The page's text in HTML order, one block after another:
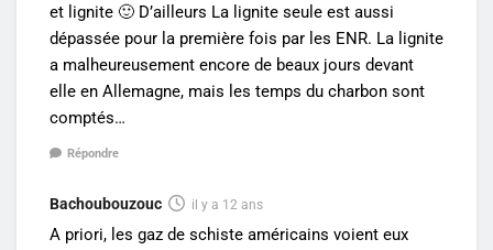
et lignite 🙂 D’ailleurs La lignite seule est aussi
dépassée pour la première fois par les ENR. La lignite
a malheureusement encore de beaux jours devant
elle en Allemagne, mais les temps du charbon sont
comptés…
Répondre
Bachoubouzouc il y a 12 ans
A priori, les gaz de schiste américains voient eux